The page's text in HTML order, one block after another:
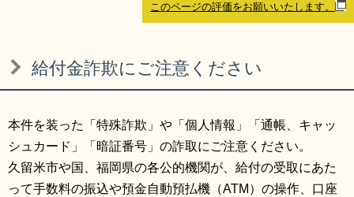
サイトマップ
リンク集 利用ガイド
RSS プライバシーポリシー
サイトについて
このページの評価をお願いいたします。
給付金詐欺にご注意ください
本件を装った「特殊詐欺」や「個人情報」「通帳、キャッ
シュカード」「暗証番号」の詐取にご注意ください。
久留米市や国、福岡県の各公的機関が、給付の受取にあた
って手数料の振込や預金自動預払機（ATM）の操作、口座